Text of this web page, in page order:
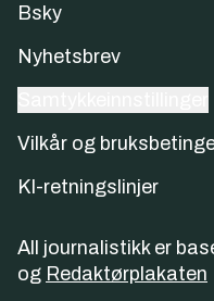
Bsky
Nyhetsbrev
Vilkår og
KI-retningslinjer
All journalistikk er
og Redaktørplakaten